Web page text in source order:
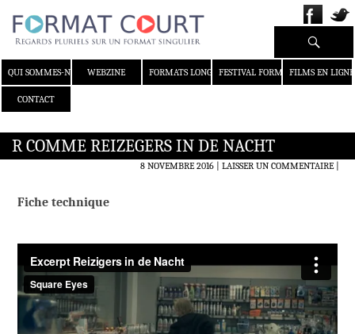
QUI SOMMES-NOUS ?WEBZINE FORMATS LONGS FESTIVAL FORMAT COURT
FILMS EN LIGNE
CONTACT
Recherche
R COMME REIZEGERS IN DE NACHT
8 NOVEMBRE 2016 LAISSER UN COMMENTAIRE|
Fiche technique